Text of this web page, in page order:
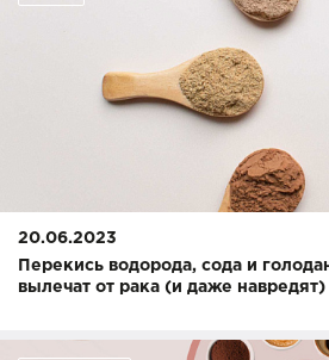
20.06.2023
Перекись водорода, сода и
вылечат от рака (и даже навредят)